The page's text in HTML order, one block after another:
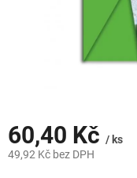
60,40 Kč / ks
49,92 Kč bez DPH